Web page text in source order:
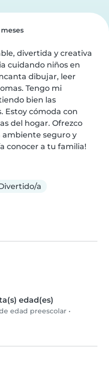
divertida y creativa
cuidando niños en
dibujar, leer
Tengo mi
bien las
Estoy cómoda con
del hogar. Ofrezco
seguro y
conocer a tu familia!
a
edad(es)
edad preescolar •